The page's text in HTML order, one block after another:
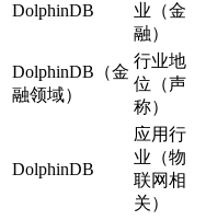
DolphinDB
业（金
融）
DolphinDB（金
融领域）
行业地
位（声
称）
DolphinDB
应用行
业（物
联网相
关）